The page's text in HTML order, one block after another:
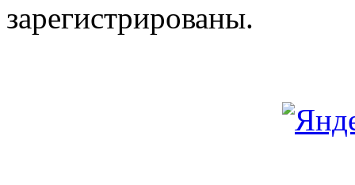
зарегистрированы.